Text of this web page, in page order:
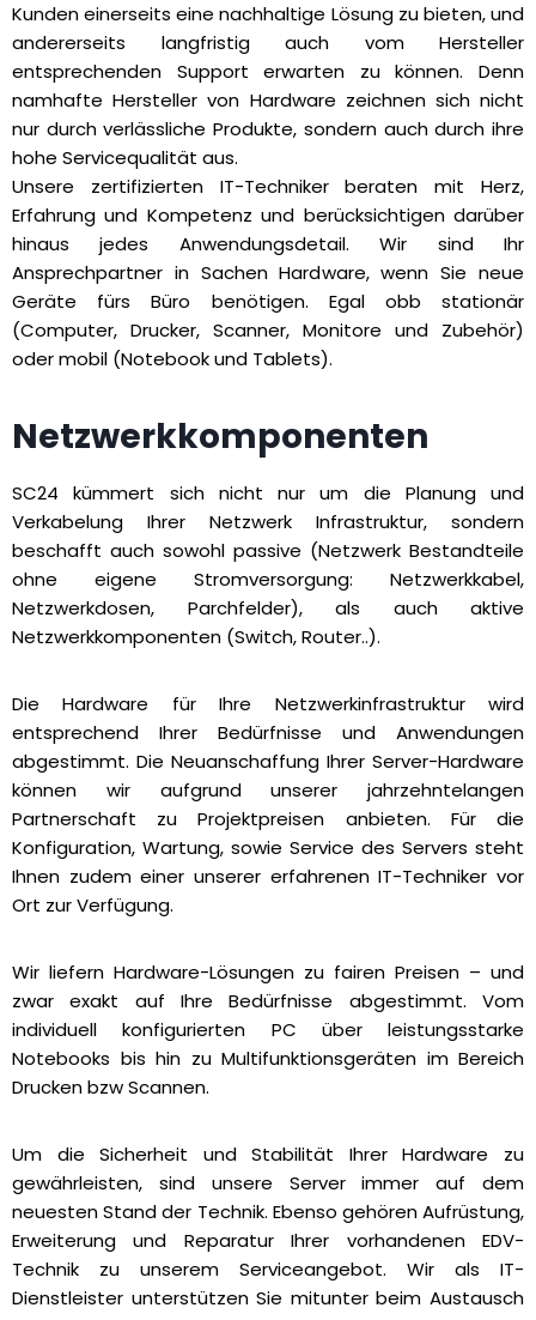
Kunden einerseits eine nachhaltige Lösung zu bieten, und
andererseits langfristig auch vom Hersteller
entsprechenden Support erwarten zu können. Denn
namhafte Hersteller von Hardware zeichnen sich nicht
nur durch verlässliche Produkte, sondern auch durch ihre
hohe Servicequalität aus.
Unsere zertifizierten IT-Techniker beraten mit Herz,
Erfahrung und Kompetenz und berücksichtigen darüber
hinaus jedes Anwendungsdetail. Wir sind Ihr
Ansprechpartner in Sachen Hardware, wenn Sie neue
Geräte fürs Büro benötigen. Egal obb stationär
(Computer, Drucker, Scanner, Monitore und Zubehör)
oder mobil (Notebook und Tablets).
Netzwerkkomponenten
SC24 kümmert sich nicht nur um die Planung und
Verkabelung Ihrer Netzwerk Infrastruktur, sondern
beschafft auch sowohl passive (Netzwerk Bestandteile
ohne eigene Stromversorgung: Netzwerkkabel,
Netzwerkdosen, Parchfelder), als auch aktive
Netzwerkkomponenten (Switch, Router..).
Die Hardware für Ihre Netzwerkinfrastruktur wird
entsprechend Ihrer Bedürfnisse und Anwendungen
abgestimmt. Die Neuanschaffung Ihrer Server-Hardware
können wir aufgrund unserer jahrzehntelangen
Partnerschaft zu Projektpreisen anbieten. Für die
Konfiguration, Wartung, sowie Service des Servers steht
Ihnen zudem einer unserer erfahrenen IT-Techniker vor
Ort zur Verfügung.
Wir liefern Hardware-Lösungen zu fairen Preisen – und
zwar exakt auf Ihre Bedürfnisse abgestimmt. Vom
individuell konfigurierten PC über leistungsstarke
Notebooks bis hin zu Multifunktionsgeräten im Bereich
Drucken bzw Scannen.
Um die Sicherheit und Stabilität Ihrer Hardware zu
gewährleisten, sind unsere Server immer auf dem
neuesten Stand der Technik. Ebenso gehören Aufrüstung,
Erweiterung und Reparatur Ihrer vorhandenen EDV-
Technik zu unserem Serviceangebot. Wir als IT-
Dienstleister unterstützen Sie mitunter beim Austausch